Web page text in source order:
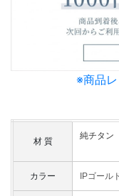
※商品
材 質 純チタン
カラー IPゴール